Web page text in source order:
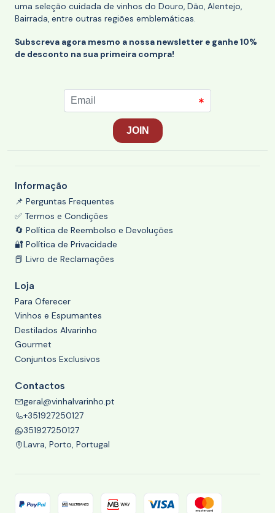
uma seleção cuidada de vinhos do Douro, Dão, Alentejo,
Bairrada, entre outras regiões emblemáticas.
Subscreva agora mesmo a nossa newsletter e ganhe 10%
de desconto na sua primeira compra!
Informação
📌 Perguntas Frequentes
✅ Termos e Condições
🔄 Política de Reembolso e Devoluções
🔐 Política de Privacidade
📕 Livro de Reclamações
Loja
Para Oferecer
Vinhos e Espumantes
Destilados Alvarinho
Gourmet
Conjuntos Exclusivos
Contactos
geral@vinhalvarinho.pt
+351927250127
351927250127
Lavra, Porto, Portugal